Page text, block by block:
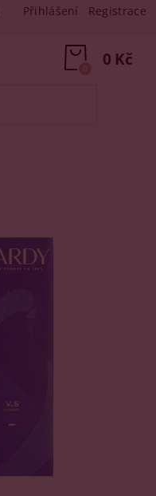
Přihlášení Registrace
0 Kč
0